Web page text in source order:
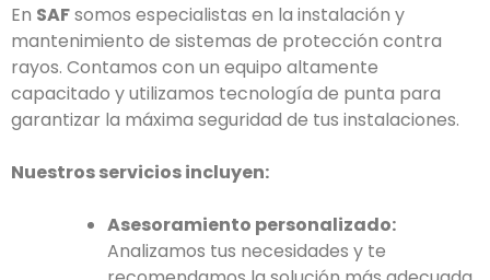
En SAFsomos especialistas en la instalación y
mantenimiento de sistemas de protección contra
rayos. Contamos con un equipo altamente
capacitado y utilizamos tecnología de punta para
garantizar la máxima seguridad de tus instalaciones.
Nuestros servicios incluyen:
Asesoramiento personalizado:
Analizamos tus necesidades y te